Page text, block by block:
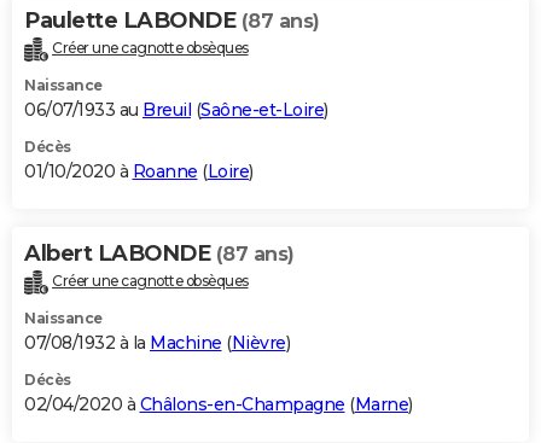
Paulette LABONDE (87 ans)
Créer une cagnotte obsèques
Naissance
06/07/1933 au Breuil (Saône-et-Loire)
Décès
01/10/2020 à Roanne (Loire)
Albert LABONDE (87 ans)
Créer une cagnotte obsèques
Naissance
07/08/1932 à la Machine (Nièvre)
Décès
02/04/2020 à Châlons-en-Champagne (Marne)